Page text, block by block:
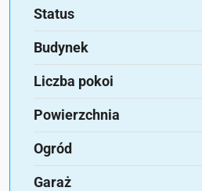
Status
Budynek
Liczba pokoi
Powierzchnia
Ogród
Garaż